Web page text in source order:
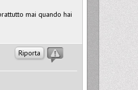
mai quando hai
Riporta